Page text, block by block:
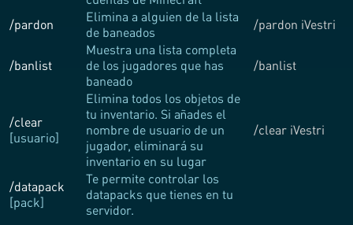
/pardon
Elimina a alguien de la lista
de baneados
/pardon iVestri
/banlist
Muestra una lista completa
de los jugadores que has
baneado
/banlist
/clear
[usuario]
Elimina todos los objetos de
tu inventario. Si añades el
nombre de usuario de un
jugador, eliminará su
inventario en su lugar
/clear iVestri
/datapack
[pack]
Te permite controlar los
datapacks que tienes en tu
servidor.